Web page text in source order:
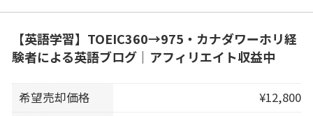
【英語学習】TOEIC360→975・カナダワーホリ経
験者による英語ブログ｜アフィリエイト収益中
希望売却価格
¥12,800